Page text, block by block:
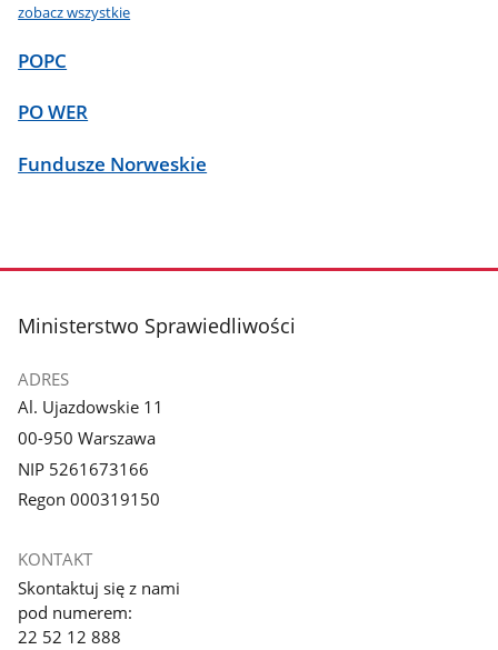
zobacz wszystkie
POPC
PO WER
Fundusze Norweskie
stopka
Ministerstwo Sprawiedliwości
ADRES
Al. Ujazdowskie 11
00-950 Warszawa
NIP 5261673166
Regon 000319150
KONTAKT
Skontaktuj się z nami
pod numerem:
22 52 12 888